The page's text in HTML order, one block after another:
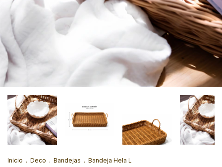
Inicio . Deco . Bandejas . Bandeja Hela L